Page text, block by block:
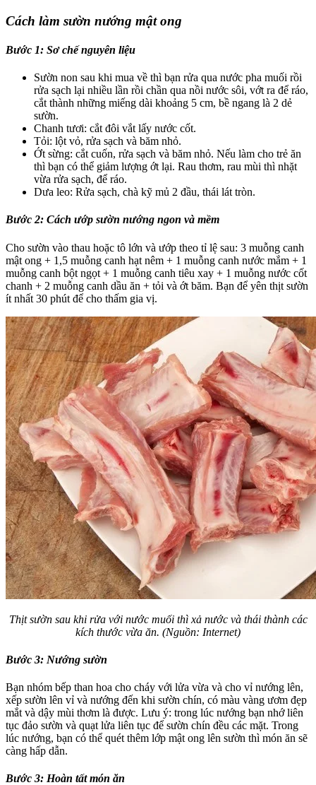
Cách làm sườn nướng mật ong
Bước 1: Sơ chế nguyên liệu
Sườn non sau khi mua về thì bạn rửa qua nước pha muối rồi
rửa sạch lại nhiều lần rồi chần qua nồi nước sôi, vớt ra để ráo,
cắt thành những miếng dài khoảng 5 cm, bề ngang là 2 dẻ
sườn.
Chanh tươi: cắt đôi vắt lấy nước cốt.
Tỏi: lột vỏ, rửa sạch và băm nhỏ.
Ớt sừng: cắt cuốn, rửa sạch và băm nhỏ. Nếu làm cho trẻ ăn
thì bạn có thể giảm lượng ớt lại. Rau thơm, rau mùi thì nhặt
vừa rửa sạch, để ráo.
Dưa leo: Rửa sạch, chà kỹ mủ 2 đầu, thái lát tròn.
Bước 2: Cách ướp sườn nướng ngon và mềm
Cho sườn vào thau hoặc tô lớn và ướp theo tỉ lệ sau: 3 muỗng canh
mật ong + 1,5 muỗng canh hạt nêm + 1 muỗng canh nước mắm + 1
muỗng canh bột ngọt + 1 muỗng canh tiêu xay + 1 muỗng nước cốt
chanh + 2 muỗng canh dầu ăn + tỏi và ớt băm. Bạn để yên thịt sườn
ít nhất 30 phút để cho thấm gia vị.
Thịt sườn sau khi rửa với nước muối thì xả nước và thái thành các
kích thước vừa ăn. (Nguồn: Internet)
Bước 3: Nướng sườn
Bạn nhóm bếp than hoa cho cháy với lửa vừa và cho vỉ nướng lên,
xếp sườn lên vỉ và nướng đến khi sườn chín, có màu vàng ươm đẹp
mắt và dậy mùi thơm là được. Lưu ý: trong lúc nướng bạn nhớ liên
tục đảo sườn và quạt lửa liên tục để sườn chín đều các mặt. Trong
lúc nướng, bạn có thể quét thêm lớp mật ong lên sườn thì món ăn sẽ
càng hấp dẫn.
Bước 3: Hoàn tất món ăn